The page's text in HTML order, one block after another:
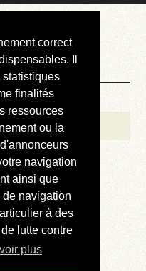
correct
Il
finalités
ressources
ou la
navigation
ainsi que
de navigation
à des
lutte contre
plus